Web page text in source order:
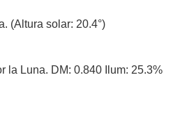
(Altura solar: 20.4°)
la Luna. DM: 0.840 Ilum: 25.3%